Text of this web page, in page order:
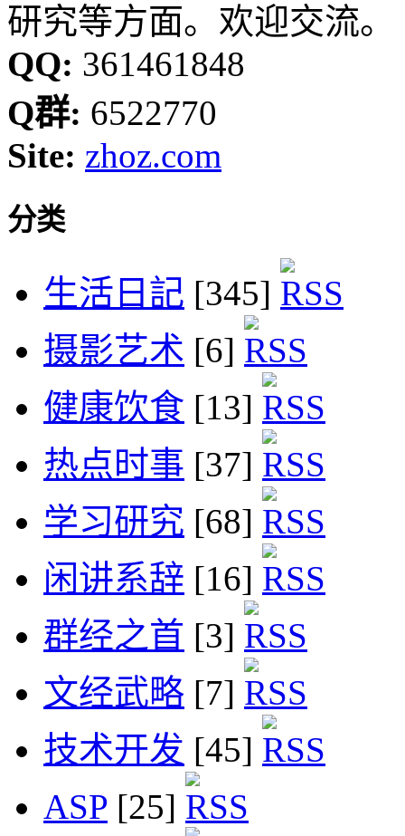
研究等方面。欢迎交流。
QQ: 361461848
Q群: 6522770
Site: zhoz.com
分类
生活日記 [345]
摄影艺术 [6]
健康饮食 [13]
热点时事 [37]
学习研究 [68]
闲讲系辞 [16]
群经之首 [3]
文经武略 [7]
技术开发 [45]
ASP [25]